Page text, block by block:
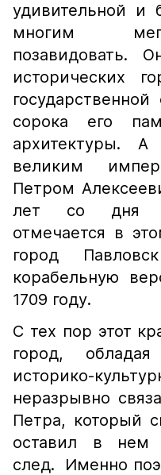
удивительной и
многим
позавидовать.
исторических
сорока его
архитектуры.
великим
Петром
лет со дня
отмечается в
город
корабельную
1709 году.
С тех пор этот
город,
историко-
неразрывно
Петра, который
оставил в нем
след. Именно